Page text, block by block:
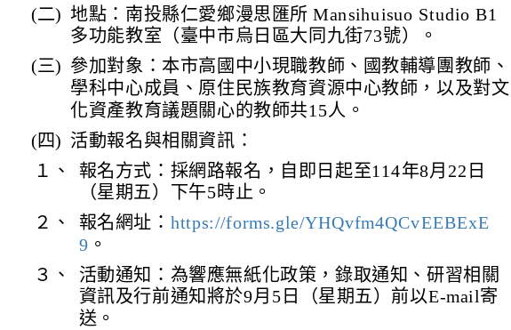
(二) 地點：南投縣仁愛鄉漫思匯所 Mansihuisuo Studio B1
多功能教室（臺中市烏日區大同九街73號）。
(三) 參加對象：本市高國中小現職教師、國教輔導團教師、
學科中心成員、原住民族教育資源中心教師，以及對文
化資產教育議題關心的教師共15人。
(四) 活動報名與相關資訊：
１、
報名方式：採網路報名，自即日起至114年8月22日
（星期五）下午5時止。
２、
報名網址： https://forms.gle/YHQvfm4QCvEEBExE
9 。
３、
活動通知：為響應無紙化政策，錄取通知、研習相關
資訊及行前通知將於9月5日（星期五）前以E-mail寄
送。